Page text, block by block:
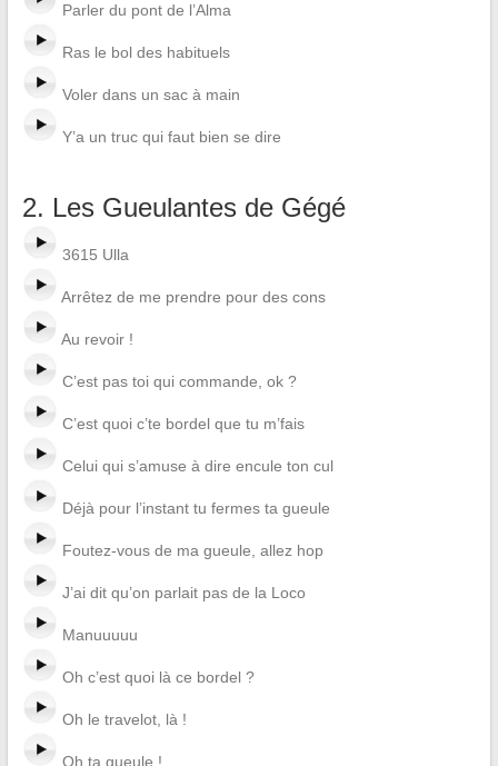
Parler du pont de l’Alma
Ras le bol des habituels
Voler dans un sac à main
Y’a un truc qui faut bien se dire
2. Les Gueulantes de Gégé
3615 Ulla
Arrêtez de me prendre pour des cons
Au revoir !
C’est pas toi qui commande, ok ?
C’est quoi c’te bordel que tu m’fais
Celui qui s’amuse à dire encule ton cul
Déjà pour l’instant tu fermes ta gueule
Foutez-vous de ma gueule, allez hop
J’ai dit qu’on parlait pas de la Loco
Manuuuuu
Oh c’est quoi là ce bordel ?
Oh le travelot, là !
Oh ta gueule !